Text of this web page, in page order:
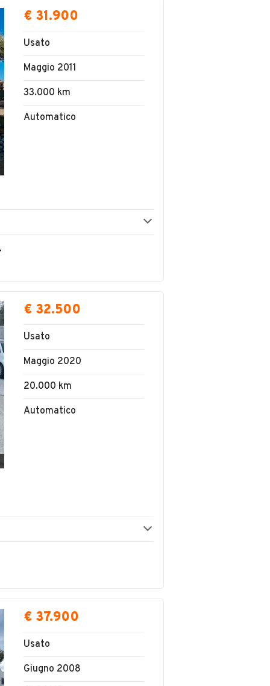
€ 31.900
Usato
Maggio 2011
33.000 km
Automatico
€ 32.500
Usato
Maggio 2020
20.000 km
Automatico
€ 37.900
Usato
Giugno 2008